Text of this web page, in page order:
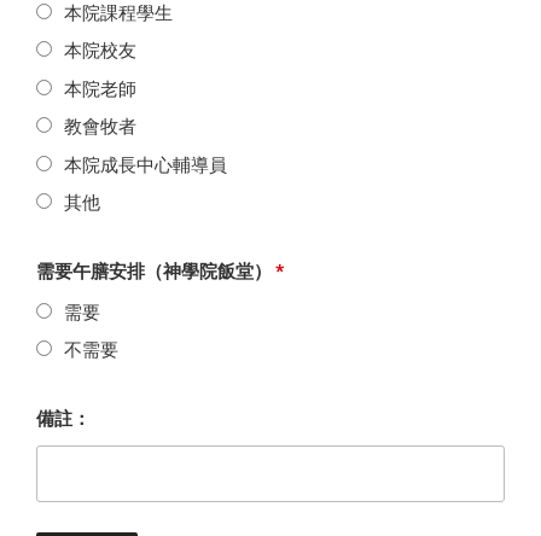
本院課程學生
本院校友
本院老師
教會牧者
本院成長中心輔導員
其他
需要午膳安排（神學院飯堂） *
需要
不需要
備註：